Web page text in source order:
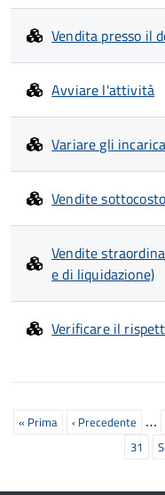
Vendita presso il
Avviare l'attività
Variare gli
Vendite sottocosto
Vendite
e di liquidazione)
Verificare il
Paginazione
Prima
« Prima
Pagina
‹ Precedente …
Pagina
31